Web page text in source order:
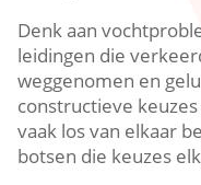
Denk aan
leidingen die
weggenomen en
constructieve
vaak los van elkaar
botsen die keuzes